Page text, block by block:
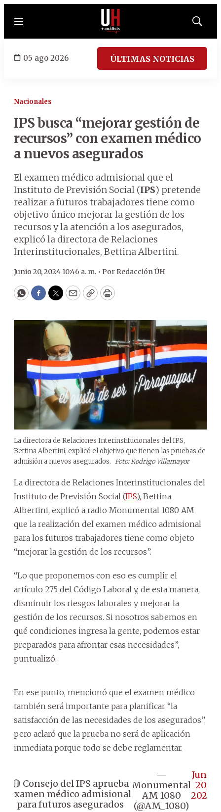
Menú
Mostrar
05 ago 2026 ÚLTIMAS NOTICIAS
Nacionales
IPS busca “mejorar gestión de
recursos” con examen médico
a nuevos asegurados
El examen médico admisional que el
Instituto de Previsión Social (IPS) pretende
realizar a futuros trabajadores tiene como
objetivo único mejorar la gestión de los
recursos y la atención a los asegurados,
explicó la directora de Relaciones
Interinstitucionales, Bettina Albertini.
Junio 20, 2024 10:46 a. m. • Por Redacción ÚH
WhatsApp
Facebook
Twitter
EmailCopyPrint
La directora de Relaciones Interinstitucionales del IPS,
Bettina Albertini, explicó el objetivo que tienen las pruebas de
admisión a nuevos asegurados. Foto: Rodrigo Villamayor
La directora de Relaciones Interinstitucionales del
Instituto de Previsión Social (IPS), Bettina
Albertini, explicó a radio Monumental 1080 AM
que la realización del examen médico admisional
para los futuros trabajadores tiene como objeto
“mejorar la gestión de los recursos”.
“Lo que proponemos con eso es cumplir el
artículo 275 del Código Laboral y, de esta manera,
disminuir los riesgos laborales y mejorar la
gestión de los recursos. Si nosotros sabemos en
qué condiciones ingresa la gente, podemos estar
preparados para afrontar esas necesidades”,
puntualizó.
En ese punto, mencionó que el examen médico
también será importante para planificar “la
satisfacción de las necesidades de los asegurados”,
pero aclaró que la prueba no será de aplicación
inmediata porque todo se debe reglamentar.
🔴 Consejo del IPS aprueba
examen médico admisional
para futuros asegurados
—
Monumental
AM 1080
(@AM_1080)
June
20,
2024